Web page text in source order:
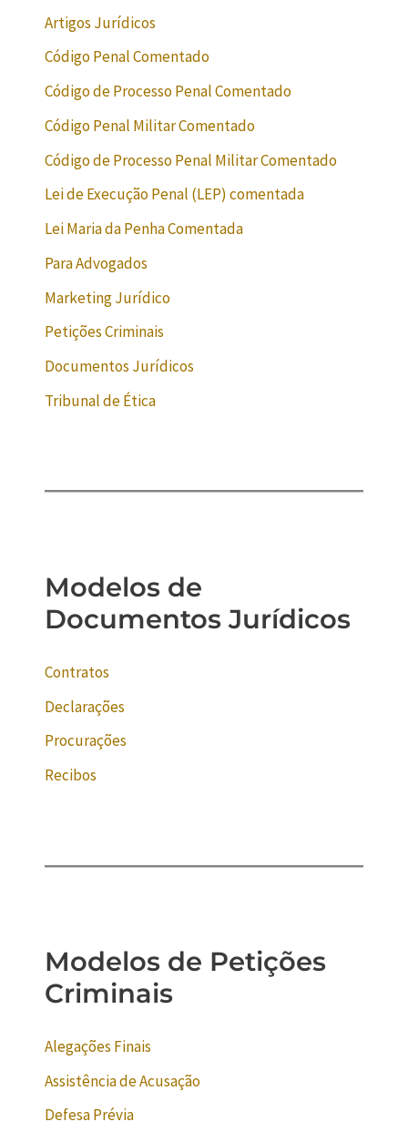
Artigos Jurídicos
Código Penal Comentado
Código de Processo Penal Comentado
Código Penal Militar Comentado
Código de Processo Penal Militar Comentado
Lei de Execução Penal (LEP) comentada
Lei Maria da Penha Comentada
Para Advogados
Marketing Jurídico
Petições Criminais
Documentos Jurídicos
Tribunal de Ética
Modelos de
Documentos Jurídicos
Contratos
Declarações
Procurações
Recibos
Modelos de Petições
Criminais
Alegações Finais
Assistência de Acusação
Defesa Prévia